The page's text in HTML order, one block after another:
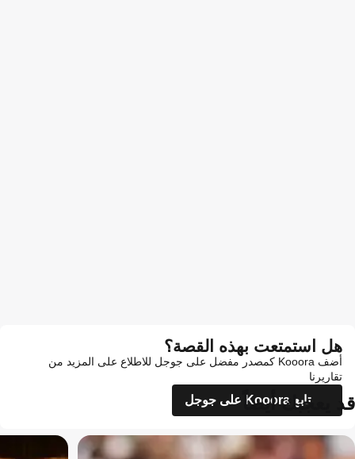
هل استمتعت بهذه القصة؟
أضف Kooora كمصدر مفضل على جوجل للاطلاع على المزيد من
تقاريرنا
تابع Kooora على جوجل
قد يعجبك أيضاً